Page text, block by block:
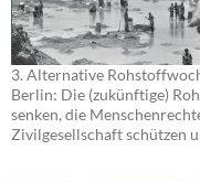
3. Alternative
Berlin: Die (zukünftige)
senken, die
Zivilgesellschaft schützen